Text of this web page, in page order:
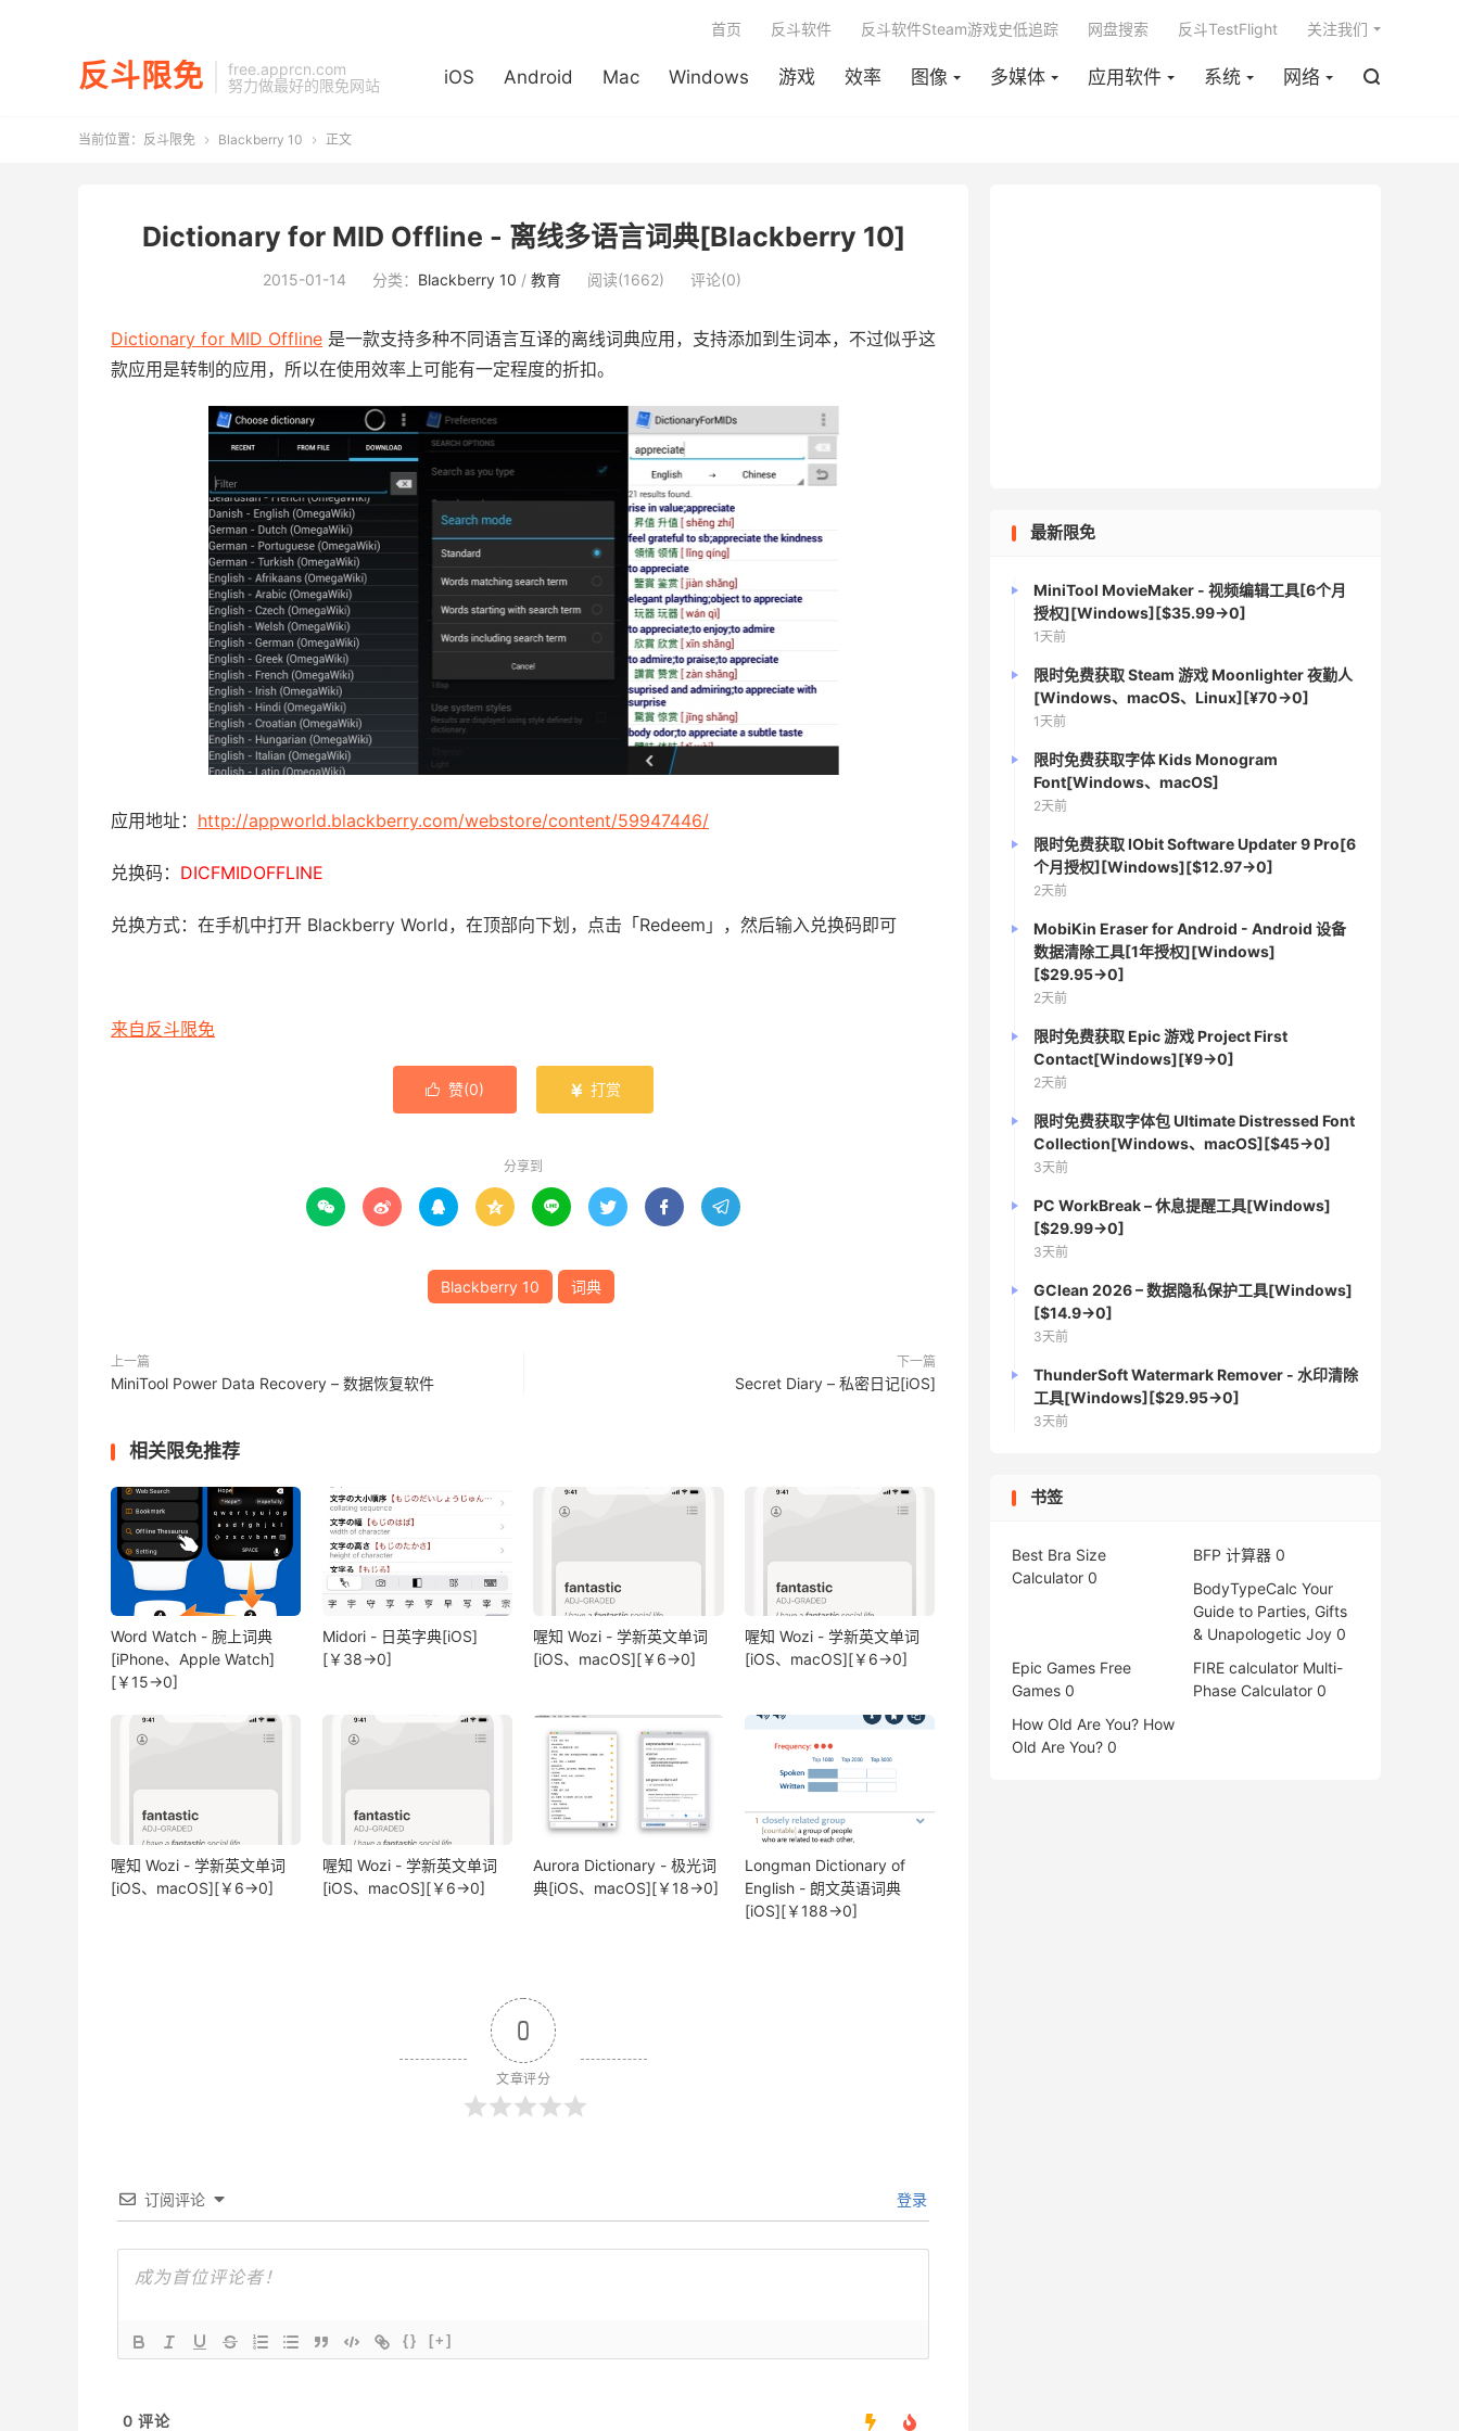
反斗限免
free.apprcn.com
努力做最好的限免网站
iOS Android Mac Windows 游戏 效率 图像 多媒体 应用软件 系统 网络 
首页 反斗软件 反斗软件Steam游戏史低追踪 网盘搜索 反斗TestFlight 关注我们
当前位置： 反斗限免  Blackberry 10  正文
Dictionary for MID Offline - 离线多语言词典[Blackberry 10]
2015-01-14 分类： Blackberry 10 / 教育 阅读(1662) 评论(0)
Dictionary for MID Offline 是一款支持多种不同语言互译的离线词典应用，支持添加到生词本，不过似乎这
款应用是转制的应用，所以在使用效率上可能有一定程度的折扣。
应用地址： http://appworld.blackberry.com/webstore/content/59947446/
兑换码： DICFMIDOFFLINE
兑换方式：在手机中打开 Blackberry World，在顶部向下划，点击「Redeem」，然后输入兑换码即可
来自反斗限免
 赞(0)  打赏
分享到
       
Blackberry 10 词典
上一篇
MiniTool Power Data Recovery – 数据恢复软件
下一篇
Secret Diary – 私密日记[iOS]
相关限免推荐
Word Watch - 腕上词典
[iPhone、Apple Watch]
[￥15→0]
Midori - 日英字典[iOS]
[￥38→0]
喔知 Wozi - 学新英文单词
[iOS、macOS][￥6→0]
喔知 Wozi - 学新英文单词
[iOS、macOS][￥6→0]
喔知 Wozi - 学新英文单词
[iOS、macOS][￥6→0]
喔知 Wozi - 学新英文单词
[iOS、macOS][￥6→0]
Aurora Dictionary - 极光词
典[iOS、macOS][￥18→0]
Longman Dictionary of
English - 朗文英语词典
[iOS][￥188→0]
0
文章评分
订阅评论 登录
{} [+]
0 评论
最新限免
MiniTool MovieMaker - 视频编辑工具[6个月
授权][Windows][$35.99→0]
1天前
限时免费获取 Steam 游戏 Moonlighter 夜勤人
[Windows、macOS、Linux][¥70→0]
1天前
限时免费获取字体 Kids Monogram
Font[Windows、macOS]
2天前
限时免费获取 IObit Software Updater 9 Pro[6
个月授权][Windows][$12.97→0]
2天前
MobiKin Eraser for Android - Android 设备
数据清除工具[1年授权][Windows]
[$29.95→0]
2天前
限时免费获取 Epic 游戏 Project First
Contact[Windows][¥9→0]
2天前
限时免费获取字体包 Ultimate Distressed Font
Collection[Windows、macOS][$45→0]
3天前
PC WorkBreak – 休息提醒工具[Windows]
[$29.99→0]
3天前
GClean 2026 – 数据隐私保护工具[Windows]
[$14.9→0]
3天前
ThunderSoft Watermark Remover - 水印清除
工具[Windows][$29.95→0]
3天前
书签
Best Bra Size
Calculator 0
BFP 计算器 0
BodyTypeCalc Your
Guide to Parties, Gifts
& Unapologetic Joy 0
Epic Games Free
Games 0
FIRE calculator Multi-
Phase Calculator 0
How Old Are You? How
Old Are You? 0